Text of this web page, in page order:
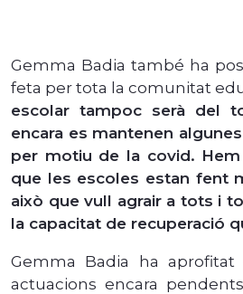
Gemma Badia també ha
feta per tota la comunitat
escolar tampoc serà del
encara es mantenen
per motiu de la covid.
que les escoles estan fent
això que vull agrair a tots i
la capacitat de recuperació
Gemma Badia ha aprofitat
actuacions encara